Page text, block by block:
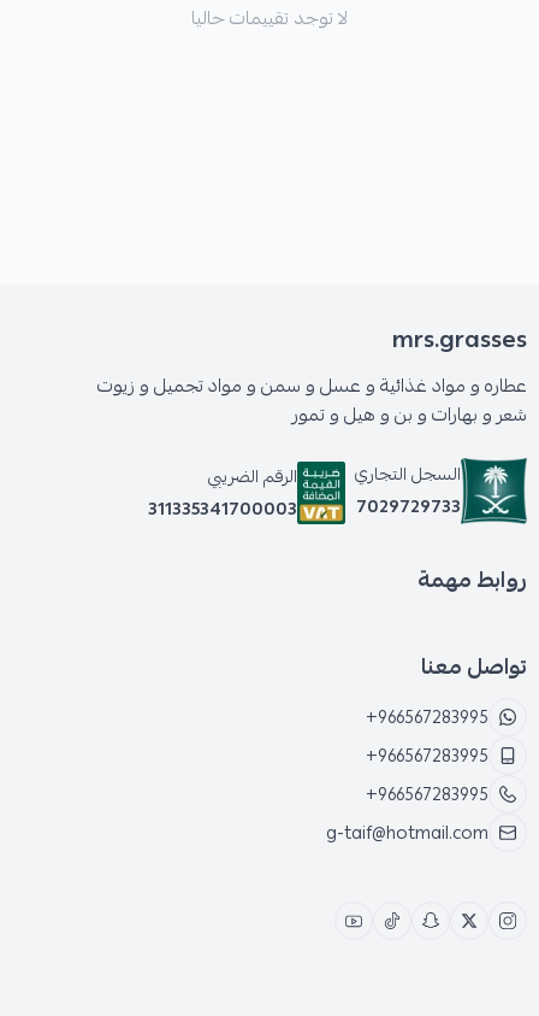
لا توجد تقييمات حاليا
mrs.grasses
عطاره و مواد غذائية و عسل و سمن و مواد تجميل و زيوت
شعر و بهارات و بن و هيل و تمور
السجل التجاري
7029729733
الرقم الضريبي
311335341700003
روابط مهمة
تواصل معنا
+966567283995
+966567283995
+966567283995
g-taif@hotmail.com